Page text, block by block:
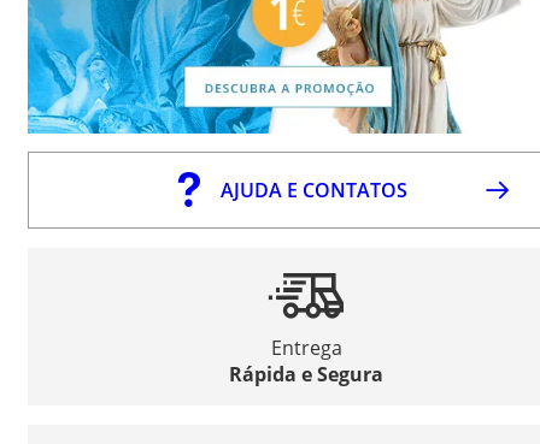
AJUDA E CONTATOS
Entrega
Rápida e Segura